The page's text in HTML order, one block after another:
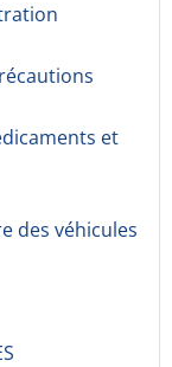
et
des véhicules